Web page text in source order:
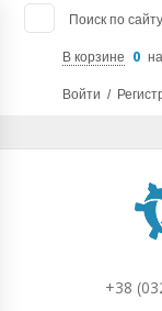
Поиск по сайту
В корзине 0 на
Войти /
+38